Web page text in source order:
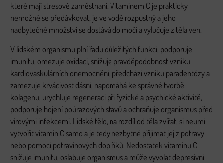
které mají stresové zaměstnaní. Vitaminem C je prakticky
nemožné se předávkovat, je ve vodě rozpustný a jeho
nadbytečné množství se dostává do moči a vylučuje z těla ven.
V lidském organismu plní řadu důležitých funkcí, podporuje
imunitu, omezuje oxidaci, snižuje pravděpodobnost vzniku
kardiovaskulárních onemocnění, předchází vzniku paradentózy a
zamezuje krvácivost dásní, napomáhá ke správné tvorbě
kolagenu, urychluje regeneraci při fyzické a psychické aktivitě,
podporuje hojení poúrazových stavů a ochraňuje organismus před
virovými infekcemi. Lidské tělo, na rozdíl od těla zvířat, si neumí
vytvořit vitamin C samo a je tedy nezbytné přijímat jej z potravy
nebo pomocí potravinových doplňků. Nedostatek vitaminu C
snižuje imunitu, oslabuje organismus a může vyvolat depresivní